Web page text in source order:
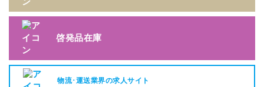
啓発品在庫
物流･運送業界の求人サイト